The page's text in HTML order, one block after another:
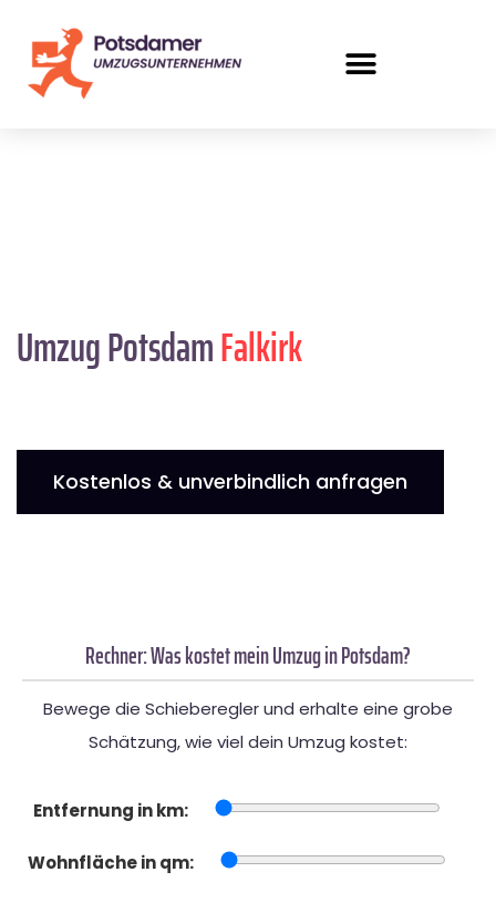
Umzug PotsdamFalkirk
Kostenlos & unverbindlich anfragen
Rechner: Was kostet mein Umzug in Potsdam?
Bewege die Schieberegler und erhalte eine grobe
Schätzung, wie viel dein Umzug kostet:
Entfernung in km:
Wohnfläche in qm: